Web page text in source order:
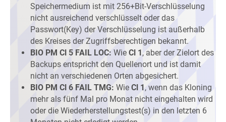
Speichermedium ist mit 256+Bit-Verschlüsselung
nicht ausreichend verschlüsselt oder das
Passwort(Key) der Verschlüsselung ist außerhalb
des Kreises der Zugriffsberechtigen bekannt.
BIO PM Cl 5 FAIL LOC: Wie Cl 1, aber der Zielort des
Backups entspricht den Quellenort und ist damit
nicht an verschiedenen Orten abgesichert.
BIO PM Cl 6 FAIL TMG: Wie Cl 1, wenn das Kloning
mehr als fünf Mal pro Monat nicht eingehalten wird
oder die Wiederherstellungstest(s) in den letzten 6